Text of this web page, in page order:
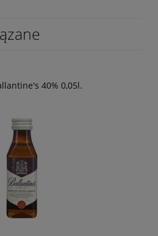
40% 0,05l.